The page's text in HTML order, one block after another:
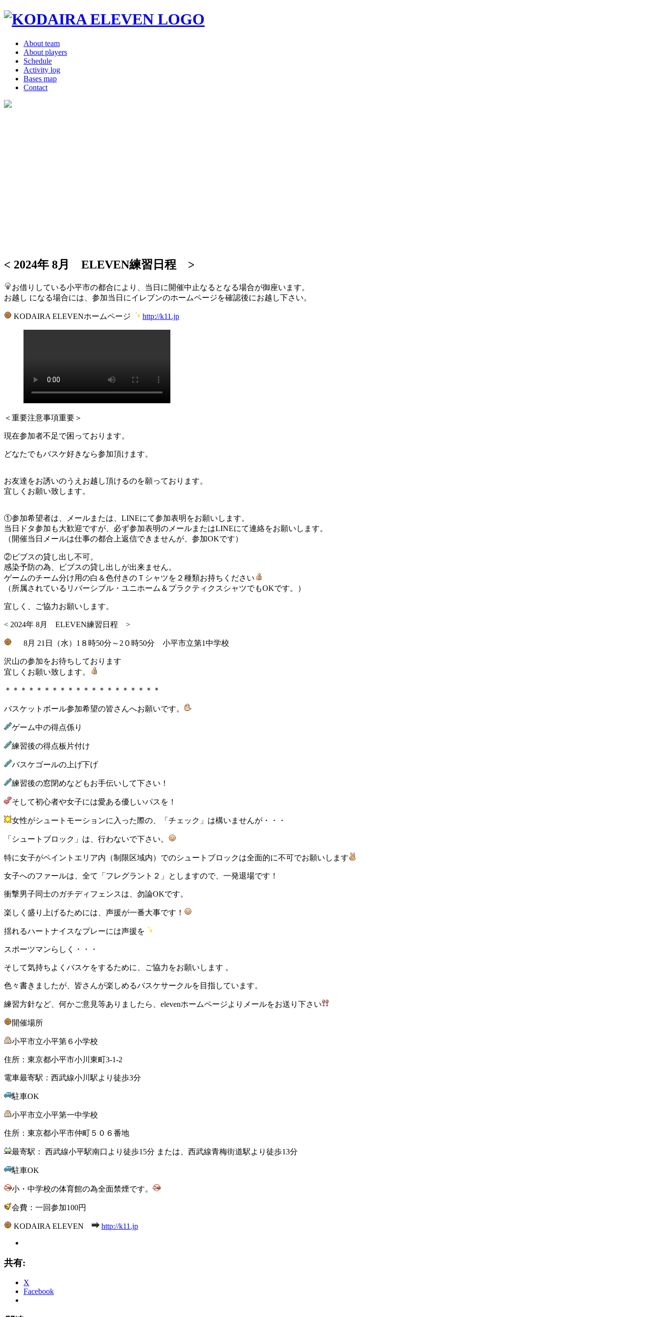
About team
About players
Schedule
Activity log
Bases map
Contact
< 2024年 8月 ELEVEN練習日程 >
お借りしている小平市の都合により、当日に開催中止なるとなる場合が御座います。
お越し になる場合には、参加当日にイレブンのホームページを確認後にお越し下さい。
KODAIRA ELEVENホームページ http://k11.jp
＜重要注意事項重要＞
現在参加者不足で困っております。
どなたでもバスケ好きなら参加頂けます。
お友達をお誘いのうえお越し頂けるのを願っております。
宜しくお願い致します。
①参加希望者は、メールまたは、LINEにて参加表明をお願いします。
当日ドタ参加も大歓迎ですが、必ず参加表明のメールまたはLINEにて連絡をお願いします。
（開催当日メールは仕事の都合上返信できませんが、参加OKです）
②ビブスの貸し出し不可。
感染予防の為、ビブスの貸し出しが出来ません。
ゲームのチーム分け用の白＆色付きのＴシャツを２種類お持ちください
（所属されているリバーシブル・ユニホーム＆プラクティクスシャツでもOKです。）
宜しく、ご協力お願いします。
< 2024年 8月 ELEVEN練習日程 >
8月 21日（水）1８時50分～2０時50分 小平市立第1中学校
沢山の参加をお待ちしております
宜しくお願い致します。
＊＊＊＊＊＊＊＊＊＊＊＊＊＊＊＊＊＊＊＊
バスケットボール参加希望の皆さんへお願いです。
ゲーム中の得点係り
練習後の得点板片付け
バスケゴールの上げ下げ
練習後の窓閉めなどもお手伝いして下さい！
そして初心者や女子には愛ある優しいパスを！
女性がシュートモーションに入った際の、「チェック」は構いませんが・・・
「シュートブロック」は、行わないで下さい。
特に女子がペイントエリア内（制限区域内）でのシュートブロックは全面的に不可でお願いします
女子へのファールは、全て「フレグラント２」としますので、一発退場です！
衝撃男子同士のガチディフェンスは、勿論OKです。
楽しく盛り上げるためには、声援が一番大事です！
揺れるハートナイスなプレーには声援を
スポーツマンらしく・・・
そして気持ちよくバスケをするために、ご協力をお願いします 。
色々書きましたが、皆さんが楽しめるバスケサークルを目指しています。
練習方針など、何かご意見等ありましたら、elevenホームページよりメールをお送り下さい
開催場所
小平市立小平第６小学校
住所：東京都小平市小川東町3-1-2
電車最寄駅：西武線小川駅より徒歩3分
駐車OK
小平市立小平第一中学校
住所：東京都小平市仲町５０６番地
最寄駅： 西武線小平駅南口より徒歩15分 または、西武線青梅街道駅より徒歩13分
駐車OK
小・中学校の体育館の為全面禁煙です。
会費：一回参加100円
KODAIRA ELEVEN http://k11.jp
共有:
X
Facebook